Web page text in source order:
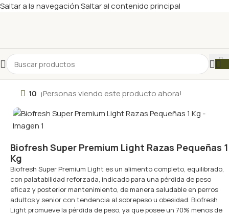
Saltar a la navegaciónSaltar al contenido principal
10 ¡Personas viendo este producto ahora!
Biofresh Super Premium Light Razas Pequeñas 1
Kg
Biofresh Super Premium Light es un alimento completo, equilibrado,
con palatabilidad reforzada, indicado para una pérdida de peso
eficaz y posterior mantenimiento, de manera saludable en perros
adultos y senior con tendencia al sobrepeso u obesidad. Biofresh
Light promueve la pérdida de peso, ya que posee un 70% menos de